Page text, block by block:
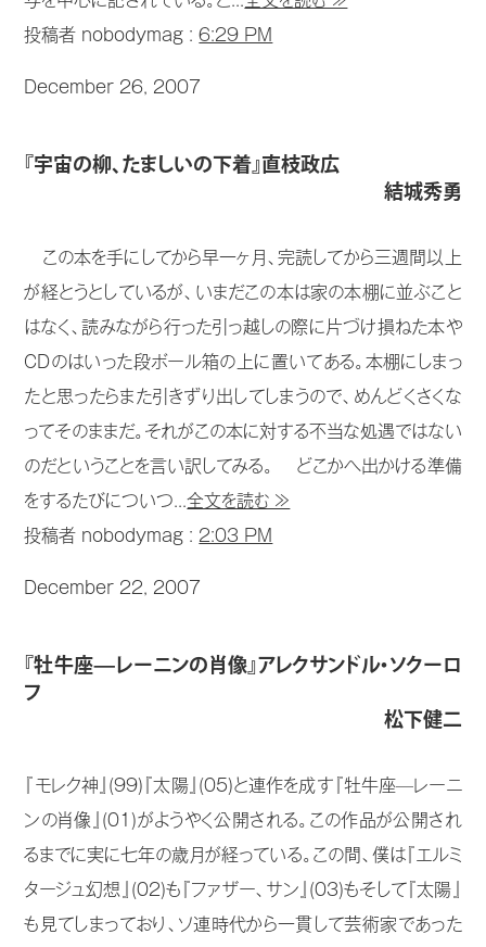
投稿者 nobodymag :6:29 PM
December 26, 2007
『宇宙の柳、たましいの下着』直枝政広
結城秀勇
この本を手にしてから早一ヶ月、完読してから三週間以上
が経とうとしているが、いまだこの本は家の本棚に並ぶこと
はなく、読みながら行った引っ越しの際に片づけ損ねた本や
CDのはいった段ボール箱の上に置いてある。本棚にしまっ
たと思ったらまた引きずり出してしまうので、めんどくさくな
ってそのままだ。それがこの本に対する不当な処遇ではない
のだということを言い訳してみる。 どこかへ出かける準備
をするたびについつ...全文を読む ≫
投稿者 nobodymag : 2:03 PM
December 22, 2007
『牡牛座—レーニンの肖像』アレクサンドル・ソクーロ
フ
松下健二
『モレク神』(99)『太陽』(05)と連作を成す『牡牛座—レーニ
ンの肖像』(01)がようやく公開される。この作品が公開され
るまでに実に七年の歳月が経っている。この間、僕は『エルミ
タージュ幻想』(02)も『ファザー、サン』(03)もそして『太陽』
も見てしまっており、ソ連時代から一貫して芸術家であった